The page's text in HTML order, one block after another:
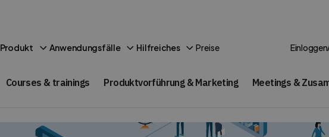
Produkt Anwendungsfälle Hilfreiches Preise Einloggen
Courses & trainings Produktvorführung & Marketing Meetings &